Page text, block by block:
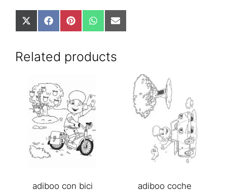
Share
on
(Twitter)
Share
on
Share
on
Share
on
Share
on
Related products
adiboo con bici adiboo coche